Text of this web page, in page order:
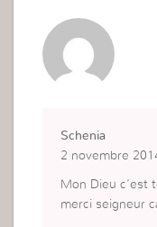
Schenia
2 novembre
Mon Dieu c’est
merci seigneur